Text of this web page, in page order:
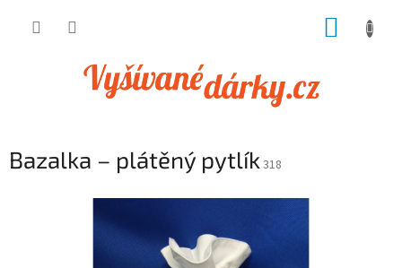
Bazalka – plátěný pytlík 318